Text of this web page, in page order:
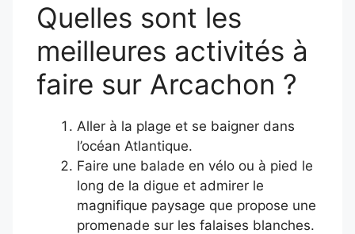
Quelles sont les
meilleures activités à
faire sur Arcachon ?
Aller à la plage et se baigner dans
l’océan Atlantique.
Faire une balade en vélo ou à pied le
long de la digue et admirer le
magnifique paysage que propose une
promenade sur les falaises blanches.